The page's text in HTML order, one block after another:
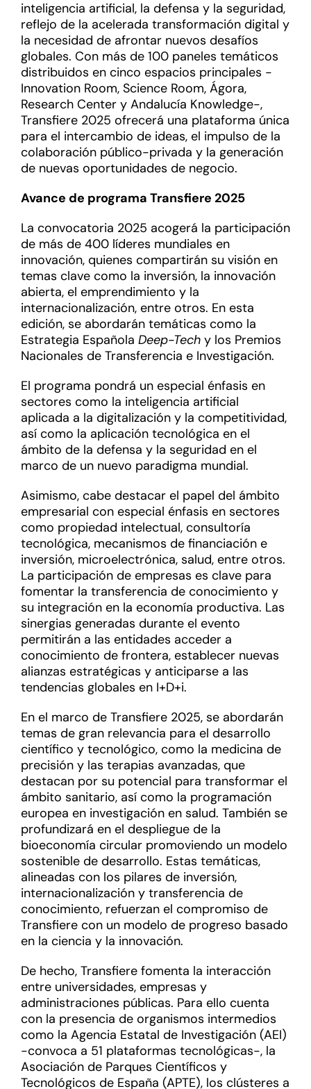
inteligencia artificial, la defensa y la seguridad,
reflejo de la acelerada transformación digital y
la necesidad de afrontar nuevos desafíos
globales. Con más de 100 paneles temáticos
distribuidos en cinco espacios principales -
Innovation Room, Science Room, Ágora,
Research Center y Andalucía Knowledge-,
Transfiere 2025 ofrecerá una plataforma única
para el intercambio de ideas, el impulso de la
colaboración público-privada y la generación
de nuevas oportunidades de negocio.
Avance de programa Transfiere 2025
La convocatoria 2025 acogerá la participación
de más de 400 líderes mundiales en
innovación, quienes compartirán su visión en
temas clave como la inversión, la innovación
abierta, el emprendimiento y la
internacionalización, entre otros. En esta
edición, se abordarán temáticas como la
Estrategia Española Deep-Tech y los Premios
Nacionales de Transferencia e Investigación.
El programa pondrá un especial énfasis en
sectores como la inteligencia artificial
aplicada a la digitalización y la competitividad,
así como la aplicación tecnológica en el
ámbito de la defensa y la seguridad en el
marco de un nuevo paradigma mundial.
Asimismo, cabe destacar el papel del ámbito
empresarial con especial énfasis en sectores
como propiedad intelectual, consultoría
tecnológica, mecanismos de financiación e
inversión, microelectrónica, salud, entre otros.
La participación de empresas es clave para
fomentar la transferencia de conocimiento y
su integración en la economía productiva. Las
sinergias generadas durante el evento
permitirán a las entidades acceder a
conocimiento de frontera, establecer nuevas
alianzas estratégicas y anticiparse a las
tendencias globales en I+D+i.
En el marco de Transfiere 2025, se abordarán
temas de gran relevancia para el desarrollo
científico y tecnológico, como la medicina de
precisión y las terapias avanzadas, que
destacan por su potencial para transformar el
ámbito sanitario, así como la programación
europea en investigación en salud. También se
profundizará en el despliegue de la
bioeconomía circular promoviendo un modelo
sostenible de desarrollo. Estas temáticas,
alineadas con los pilares de inversión,
internacionalización y transferencia de
conocimiento, refuerzan el compromiso de
Transfiere con un modelo de progreso basado
en la ciencia y la innovación.
De hecho, Transfiere fomenta la interacción
entre universidades, empresas y
administraciones públicas. Para ello cuenta
con la presencia de organismos intermedios
como la Agencia Estatal de Investigación (AEI)
-convoca a 51 plataformas tecnológicas-, la
Asociación de Parques Científicos y
Tecnológicos de España (APTE), los clústeres a